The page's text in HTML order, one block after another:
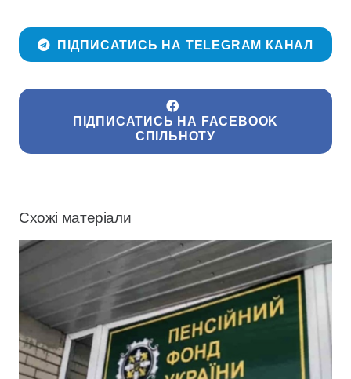
ПІДПИСАТИСЬ НА TELEGRAM КАНАЛ
ПІДПИСАТИСЬ НА FACEBOOK
СПІЛЬНОТУ
Схожі матеріали